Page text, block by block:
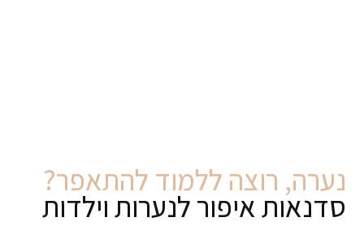
נערה, רוצה ללמוד להתאפר?
סדנאות איפור לנערות וילדות